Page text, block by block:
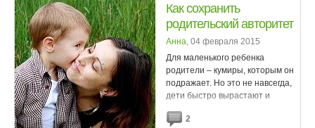
Как сохранить
родительский авторитет
Анна, 04 февраля 2015
Для маленького ребенка
родители – кумиры, которым он
подражает. Но это не навсегда,
дети быстро вырастают и
Поэтому у тебя не так уж много
2